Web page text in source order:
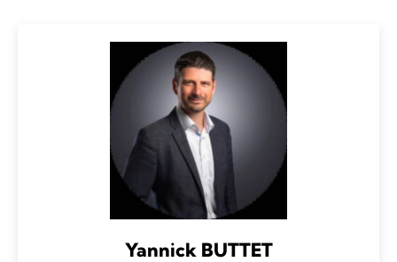
Yannick BUTTET